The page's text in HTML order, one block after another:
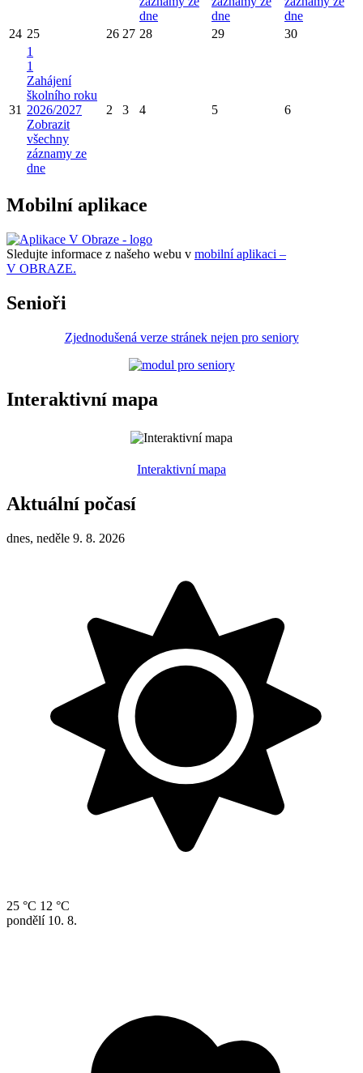
dne
dne
dne
24 25 26 27 28 29 30
31
1
1
Zahájení
školního roku
2026/2027
Zobrazit
všechny
záznamy ze
dne
2 3 4 5 6
Mobilní aplikace
Sledujte informace z našeho webu v mobilní aplikaci –
V OBRAZE.
Senioři
Zjednodušená verze stránek nejen pro seniory
Interaktivní mapa
Interaktivní mapa
Aktuální počasí
dnes, neděle 9. 8. 2026
25 °C 12 °C
pondělí 10. 8.